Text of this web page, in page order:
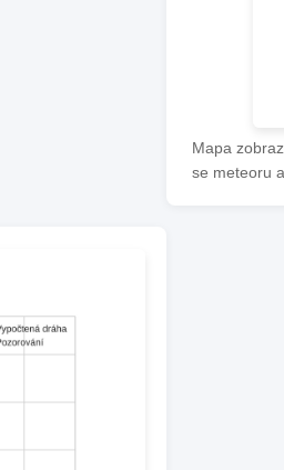
Mapa
se meteoru